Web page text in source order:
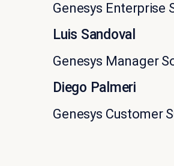
Genesys Enterprise
Luis Sandoval
Genesys Manager
Diego Palmeri
Genesys Customer